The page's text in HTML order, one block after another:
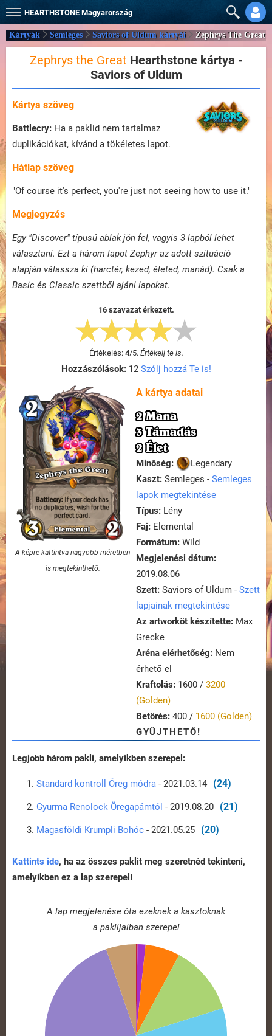
HEARTHSTONE Magyarország
Kártyák Semleges Saviors of Uldum kártyái Zephrys The Great
Zephrys the Great Hearthstone kártya -
Saviors of Uldum
Kártya szöveg
Battlecry: Ha a paklid nem tartalmaz
duplikációkat, kívánd a tökéletes lapot.
Hátlap szöveg
"Of course it's perfect, you're just not seeing how to use it."
Megjegyzés
Egy "Discover" típusú ablak jön fel, vagyis 3 lapból lehet
választani. Ezt a három lapot Zephyr az adott szituáció
alapján válassza ki (harctér, kezed, életed, manád). Csak a
Basic és Classic szettből ajánl lapokat.
16 szavazat érkezett.
Értékelés: 4/5. Értékelj te is.
Hozzászólások:12 Szólj hozzá Te is!
A képre kattintva nagyobb méretben
is megtekinthető.
A kártya adatai
2 Mana
3 Támadás
2 Élet
Minőség:
Legendary
Kaszt: Semleges - Semleges
lapok megtekintése
Típus: Lény
Faj: Elemental
Formátum: Wild
Megjelenési dátum:
2019.08.06
Szett: Saviors of Uldum - Szett
lapjainak megtekintése
Az artworköt készítette: Max
Grecke
Aréna elérhetőség: Nem
érhető el
Kraftolás: 1600 / 3200
(Golden)
Betörés: 400 / 1600 (Golden)
GYŰJTHETŐ!
Legjobb három pakli, amelyikben szerepel:
Standard kontroll Öreg módra - 2021.03.14 (24)
Gyurma Renolock Öregapámtól - 2019.08.20 (21)
Magasföldi Krumpli Bohóc - 2021.05.25 (20)
Kattints ide, ha az összes paklit meg szeretnéd tekinteni,
amelyikben ez a lap szerepel!
A lap megjelenése óta ezeknek a kasztoknak
a paklijaiban szerepel